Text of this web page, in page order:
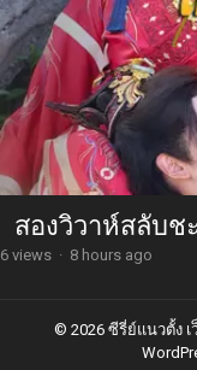
สองวิวาห์สลับช
6 views · 8 hours ago
© 2026 ซีรี่ย์แนวตั้ง